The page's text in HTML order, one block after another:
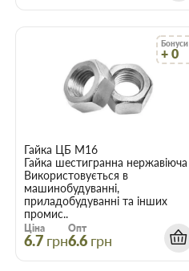
Бонуси
+ 0
Гайка ЦБ М16
Гайка шестигранна нержавіюча
Використовується в
машинобудуванні,
приладобудуванні та інших
промис..
Ціна
6.7 грн
Опт
6.6 грн